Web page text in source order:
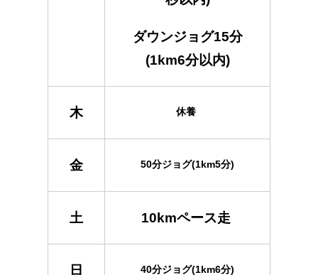
ダウンジョグ15分
(1km6分以内)
木 休養
金 50分ジョグ(1km5分)
土 10kmペース走
日 40分ジョグ(1km6分)